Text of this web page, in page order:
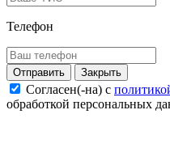
Телефон
Закрыть
Согласен(-на) c
обработкой персональных